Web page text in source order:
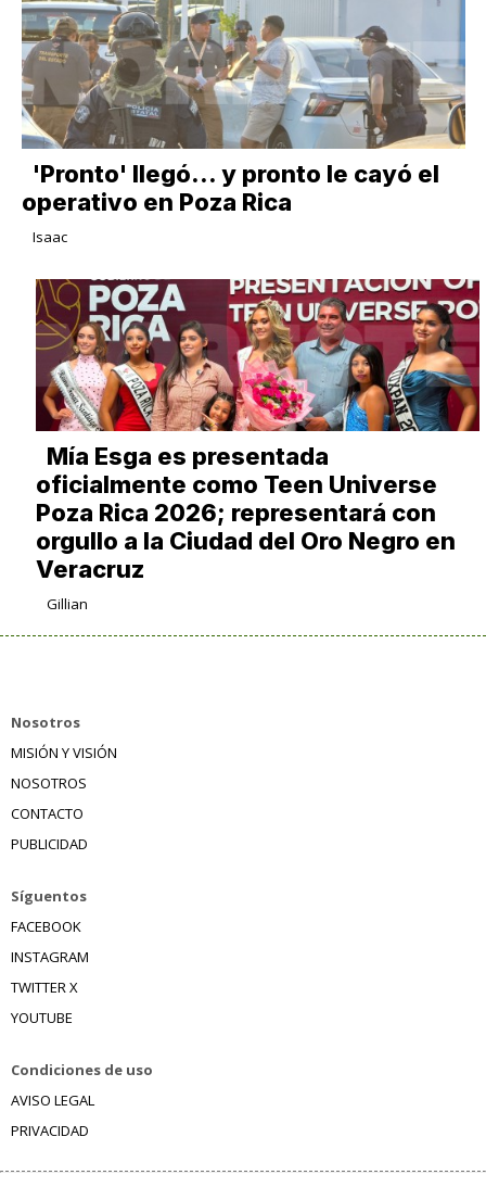
'Pronto' llegó... y pronto le cayó el
operativo en Poza Rica
Isaac
Mía Esga es presentada
oficialmente como Teen Universe
Poza Rica 2026; representará con
orgullo a la Ciudad del Oro Negro en
Veracruz
Gillian
Nosotros
MISIÓN Y VISIÓN
NOSOTROS
CONTACTO
PUBLICIDAD
Síguentos
FACEBOOK
INSTAGRAM
TWITTER X
YOUTUBE
Condiciones de uso
AVISO LEGAL
PRIVACIDAD